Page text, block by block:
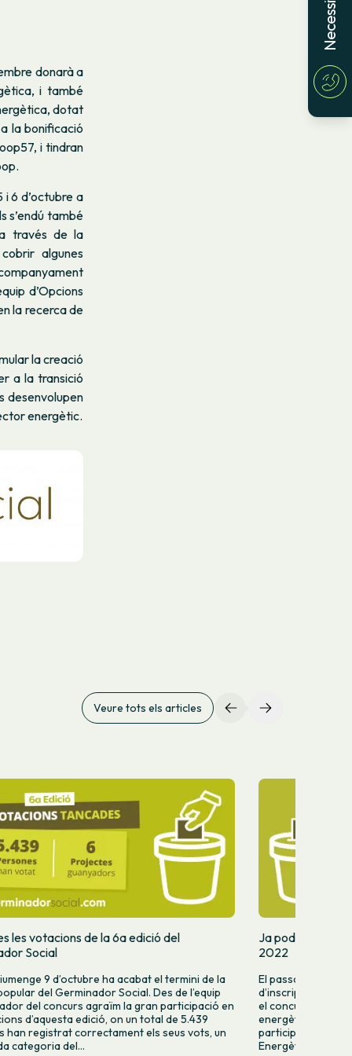
donarà a
i també
dotat
la bonificació
i tindran
i 6 d’octubre a
s’endú també
través de la
algunes
d’Opcions
la recerca de
la creació
a la transició
desenvolupen
energètic.
Veure tots els articles
les votacions de la 6a edició del
Social
9 d’octubre ha acabat el termini de la
del Germinador Social. Des de l’equip
del concurs agraïm la gran participació en
d’aquesta edició, on un total de 5.439
han registrat correctament els seus vots, un
categoria del...
Ja podeu votar
2022
El passat mes de
d’inscripcions de
el concurs
energètica. Del
participar-hi, 12
Energètica, 9 a la